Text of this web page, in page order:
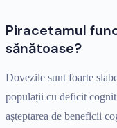
Piracetamul
sănătoase?
Dovezile sunt foarte
populații cu deficit
așteptarea de beneficii